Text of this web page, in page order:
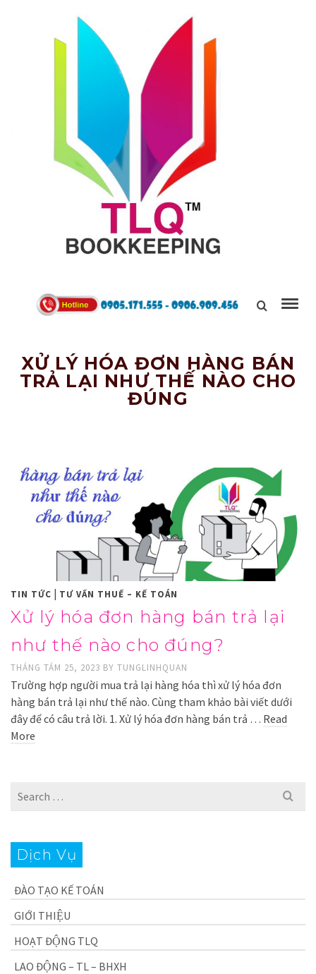
Kết Nối,
XỬ LÝ HÓA ĐƠN HÀNG BÁN
TRẢ LẠI NHƯ THẾ NÀO CHO
ĐÚNG
TIN TỨC | TƯ VẤN THUẾ – KẾ TOÁN
Xử lý hóa đơn hàng bán trả lại
như thế nào cho đúng?
THÁNG TÁM 25, 2023 BY TUNGLINHQUAN
Trường hợp người mua trả lại hàng hóa thì xử lý hóa đơn
hàng bán trả lại như thế nào. Cùng tham khảo bài viết dưới
đây để có câu trả lời. 1. Xử lý hóa đơn hàng bán trả … Read
More
Search
Dịch Vụ
ĐÀO TẠO KẾ TOÁN
GIỚI THIỆU
HOẠT ĐỘNG TLQ
LAO ĐỘNG – TL – BHXH